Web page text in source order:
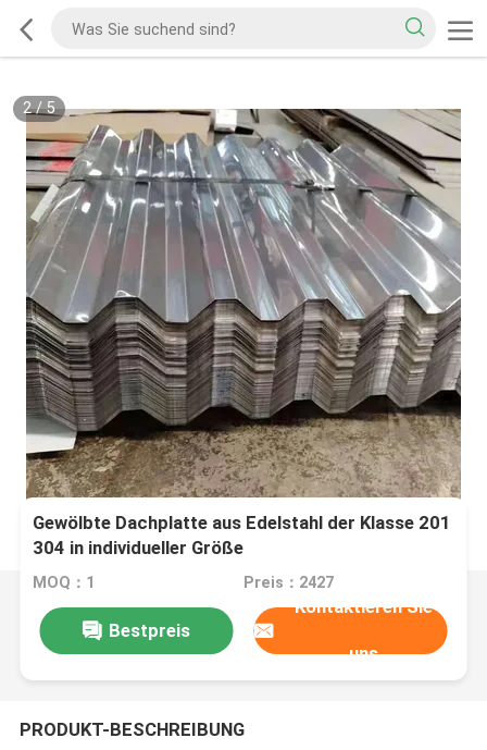
2/5
Gewölbte Dachplatte aus Edelstahl der Klasse 201
304 in individueller Größe
MOQ：1 Preis：2427
Bestpreis
Kontaktieren Sie
uns
PRODUKT-BESCHREIBUNG